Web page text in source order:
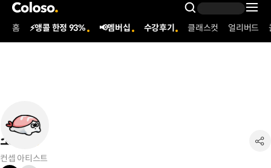
콜로소
Search
Coloso Menu
홈 ⚡앵콜 한정 93% 📢멤버십 수강후기 클래스컷 얼리버드
소융
컨셉 아티스트